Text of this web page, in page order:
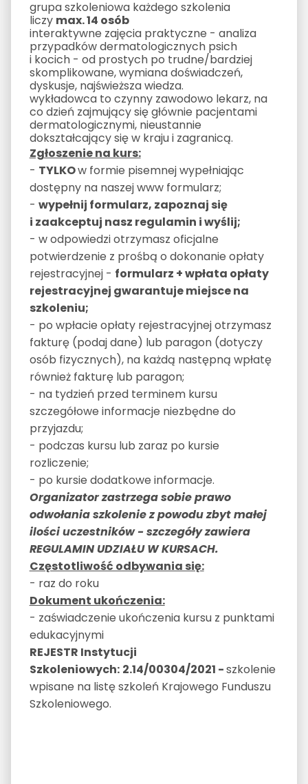
grupa szkoleniowa każdego szkolenia
liczy max. 14 osób
interaktywne zajęcia praktyczne - analiza
przypadków dermatologicznych psich
i kocich - od prostych po trudne/bardziej
skomplikowane, wymiana doświadczeń,
dyskusje, najświeższa wiedza.
wykładowca to czynny zawodowo lekarz, na
co dzień zajmujący się głównie pacjentami
dermatologicznymi, nieustannie
dokształcający się w kraju i zagranicą.
Zgłoszenie na kurs:
- TYLKOw formie pisemnej wypełniając
dostępny na naszej www formularz;
- wypełnij formularz, zapoznaj się
i zaakceptuj nasz regulamin i wyślij;
- w odpowiedzi otrzymasz oficjalne
potwierdzenie z prośbą o dokonanie opłaty
rejestracyjnej - formularz + wpłata opłaty
rejestracyjnej gwarantuje miejsce na
szkoleniu;
- po wpłacie opłaty rejestracyjnej otrzymasz
fakturę (podaj dane) lub paragon (dotyczy
osób fizycznych), na każdą następną wpłatę
również fakturę lub paragon;
- na tydzień przed terminem kursu
szczegółowe informacje niezbędne do
przyjazdu;
- podczas kursu lub zaraz po kursie
rozliczenie;
- po kursie dodatkowe informacje.
Organizator zastrzega sobie prawo
odwołania szkolenie z powodu zbyt małej
ilości uczestników - szczegóły zawiera
REGULAMIN UDZIAŁU W KURSACH.
Częstotliwość odbywania się:
- raz do roku
Dokument ukończenia:
- zaświadczenie ukończenia kursu z punktami
edukacyjnymi
REJESTR Instytucji
Szkoleniowych: 2.14/00304/2021 -szkolenie
wpisane na listę szkoleń Krajowego Funduszu
Szkoleniowego.